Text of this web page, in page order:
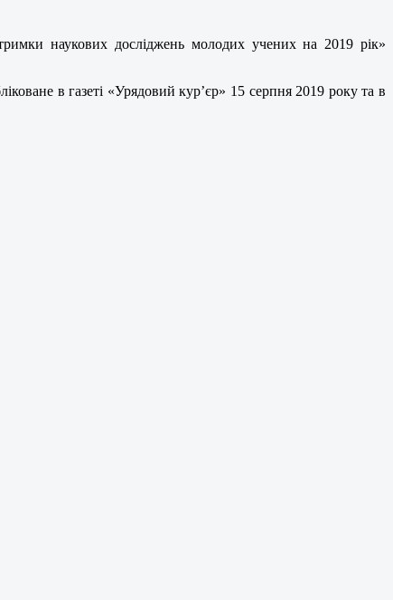
наукових досліджень молодих учених на 2019 рік»
в газеті «Урядовий кур’єр» 15 серпня 2019 року та в